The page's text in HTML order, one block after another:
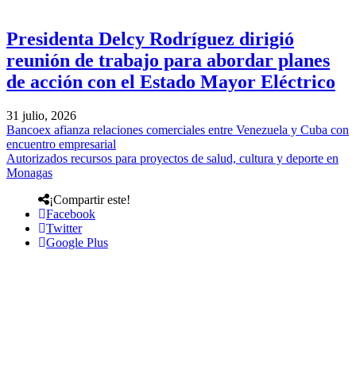
Presidenta Delcy Rodríguez dirigió
reunión de trabajo para abordar planes
de acción con el Estado Mayor Eléctrico
31 julio, 2026
Bancoex afianza relaciones comerciales entre Venezuela y Cuba con
encuentro empresarial
Autorizados recursos para proyectos de salud, cultura y deporte en
Monagas
¡Compartir este!
Facebook
Twitter
Google Plus